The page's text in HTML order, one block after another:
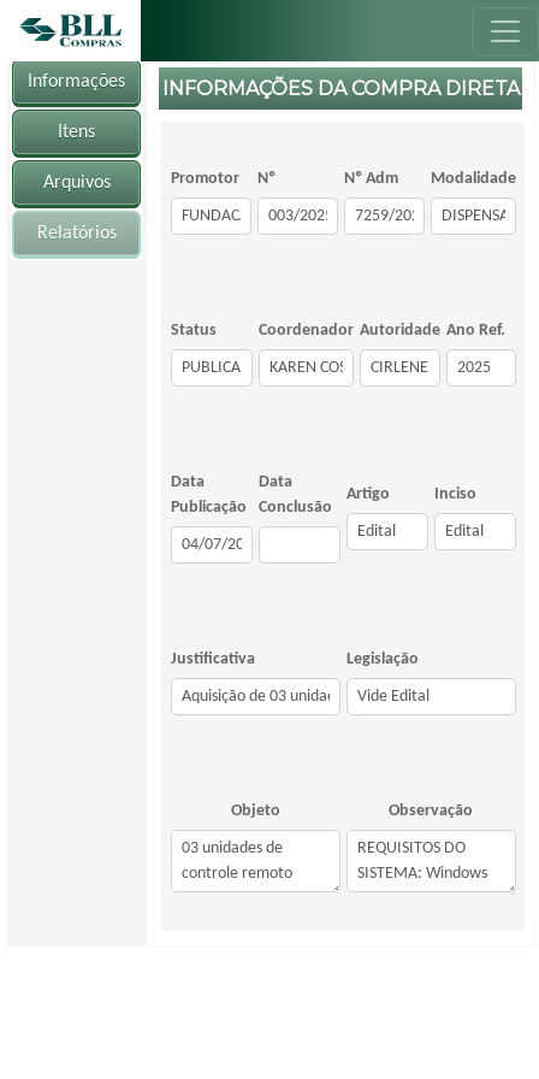
Informações
Itens
Arquivos
Relatórios
INFORMAÇÕES DA COMPRA DIRETA
Promotor Nº Nº Adm Modalidade
Status Coordenador Autoridade Ano Ref.
Data
Publicação
Data
Conclusão
Artigo Inciso
Justificativa Legislação
Objeto Observação